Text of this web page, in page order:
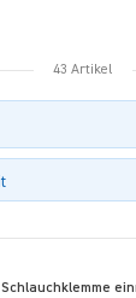
43 Artikel
Schlauchklemme